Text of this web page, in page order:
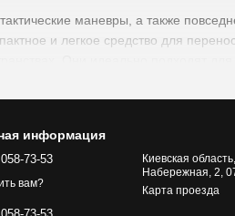
маневры, а также
и легкое средство для
оборудования. Они также могут
необходимых предметов, но
информация
73-53
вам?
Киевская
Набережная, 2,
Карта проезда